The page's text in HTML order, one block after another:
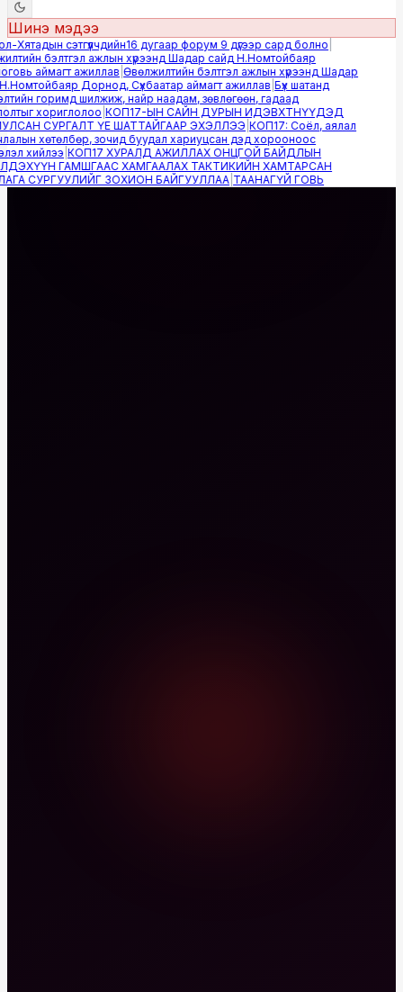
Шинэ мэдээ
сэтгүүлчдийн16 дугаар форум 9 дүгээр сард болно|
бэлтгэл ажлын хүрээнд Шадар сайд Н.Номтойбаяр
аймагт ажиллав|Өвөлжилтийн бэлтгэл ажлын хүрээнд Шадар
Дорнод, Сүхбаатар аймагт ажиллав|Бүх шатанд
горимд шилжиж, найр наадам, зөвлөгөөн, гадаад
хориглолоо|КОП17-ЫН САЙН ДУРЫН ИДЭВХТНҮҮДЭД
СУРГАЛТ ҮЕ ШАТТАЙГААР ЭХЭЛЛЭЭ|КОП17: Соёл, аялал
хөтөлбөр, зочид буудал хариуцсан дэд хорооноос
хийлээ|КОП17 ХУРАЛД АЖИЛЛАХ ОНЦГОЙ БАЙДЛЫН
ГАМШГААС ХАМГААЛАХ ТАКТИКИЙН ХАМТАРСАН
СУРГУУЛИЙГ ЗОХИОН БАЙГУУЛЛАА|ТААНАГҮЙ ГОВЬ